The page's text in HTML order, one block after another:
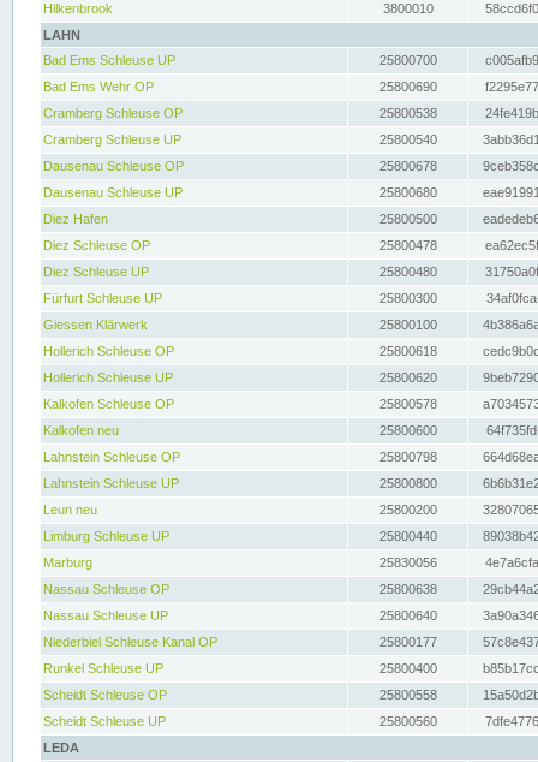
Hilkenbrook
3800010
LAHN
Bad Ems Schleuse UP
25800700
Bad Ems Wehr OP
25800690
Cramberg Schleuse OP
25800538
Cramberg Schleuse UP
25800540
Dausenau Schleuse OP
25800678
Dausenau Schleuse UP
25800680
Diez Hafen
25800500
Diez Schleuse OP
25800478
Diez Schleuse UP
25800480
Fürfurt Schleuse UP
25800300
Giessen Klärwerk
25800100
Hollerich Schleuse OP
25800618
Hollerich Schleuse UP
25800620
Kalkofen Schleuse OP
25800578
Kalkofen neu
25800600
Lahnstein Schleuse OP
25800798
Lahnstein Schleuse UP
25800800
Leun neu
25800200
Limburg Schleuse UP
25800440
Marburg
25830056
Nassau Schleuse OP
25800638
Nassau Schleuse UP
25800640
Niederbiel Schleuse Kanal OP
25800177
Runkel Schleuse UP
25800400
Scheidt Schleuse OP
25800558
Scheidt Schleuse UP
25800560
LEDA